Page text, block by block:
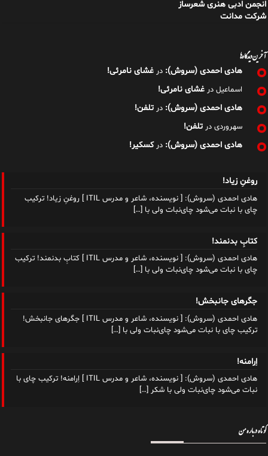
انجمن ادبی هنری شعرساز
شرکت مدانت
آخرین دیدگاه‌ها
هادی احمدی (سروش): در غشای نامرئی!
اسماعیل در غشای نامرئی!
هادی احمدی (سروش): در تلفن!
سهروردی در تلفن!
هادی احمدی (سروش): درکسکیر!
روغنِ زیاد!
هادی احمدی (سروش): [ نویسنده، شاعر و مدرس ITIL ] روغنِ زیاد! ترکیب
چای با نبات می‌شود چای‌نبات ولی با […]
کتابِ بدنمند!
هادی احمدی (سروش): [ نویسنده، شاعر و مدرس ITIL ] کتابِ بدنمند! ترکیب
چای با نبات می‌شود چای‌نبات ولی با […]
جگرهای جانبخش!
هادی احمدی (سروش): [ نویسنده، شاعر و مدرس ITIL ] جگرهای جانبخش!
ترکیب چای با نبات می‌شود چای‌نبات ولی با […]
اِرامنه!
هادی احمدی (سروش): [ نویسنده، شاعر و مدرس ITIL ] اِرامنه! ترکیب چای با
نبات می‌شود چای‌نبات ولی با شکر […]
کوتاه درباره من